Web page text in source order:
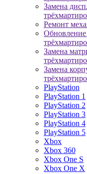
Замена
Ремонт
Замена
Замена
PlayStation
PlayStation 1
PlayStation 2
PlayStation 3
PlayStation 4
PlayStation 5
Xbox
Xbox 360
Xbox One S
Xbox One X